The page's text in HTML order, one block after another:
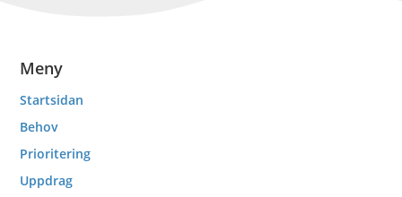
Meny
Startsidan
Behov
Prioritering
Uppdrag